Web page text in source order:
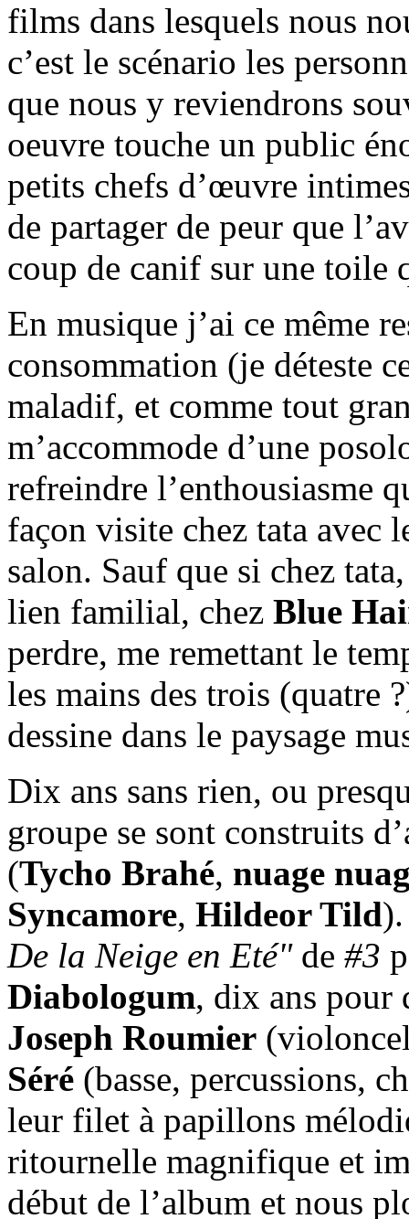
films dans lesquels nous
c’est le scénario les
que nous y reviendrons
oeuvre touche un public
petits chefs d’œuvre
de partager de peur que
coup de canif sur une toile
En musique j’ai ce même
consommation (je déteste
maladif, et comme tout
m’accommode d’une
refreindre l’enthousiasme
façon visite chez tata avec
salon. Sauf que si chez
lien familial, chez Blue
perdre, me remettant le
les mains des trois (quatre
dessine dans le paysage
Dix ans sans rien, ou
groupe se sont construits
(Tycho Brahé, nuage
Syncamore, Hildeor Tild
De la Neige en Eté"de #3
Diabologum, dix ans pour
Joseph Roumier
Séré (basse, percussions,
leur filet à papillons
ritournelle magnifique et
début de l’album et nous